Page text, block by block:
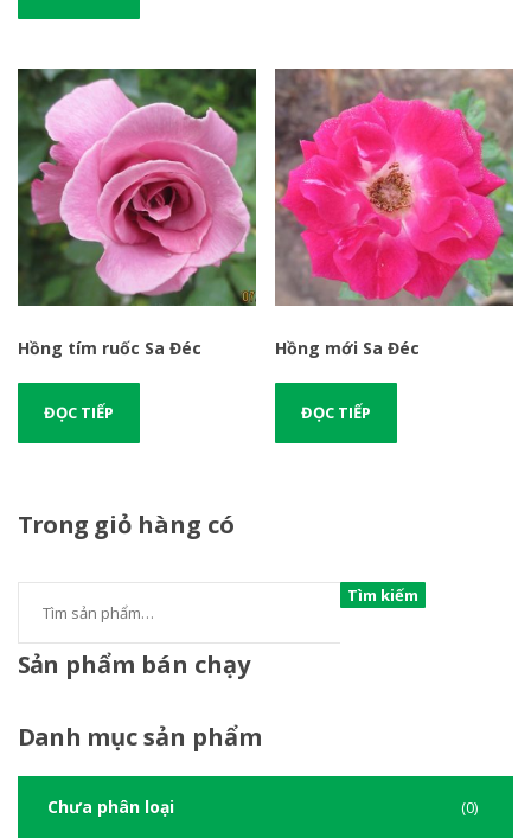
Hồng tím ruốc Sa Đéc
ĐỌC TIẾP
Hồng mới Sa Đéc
ĐỌC TIẾP
Trong giỏ hàng có
Tìm kiếm
Sản phẩm bán chạy
Danh mục sản phẩm
Chưa phân loại (0)